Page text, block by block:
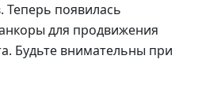
Теперь появилась
для продвижения
Будьте внимательны при